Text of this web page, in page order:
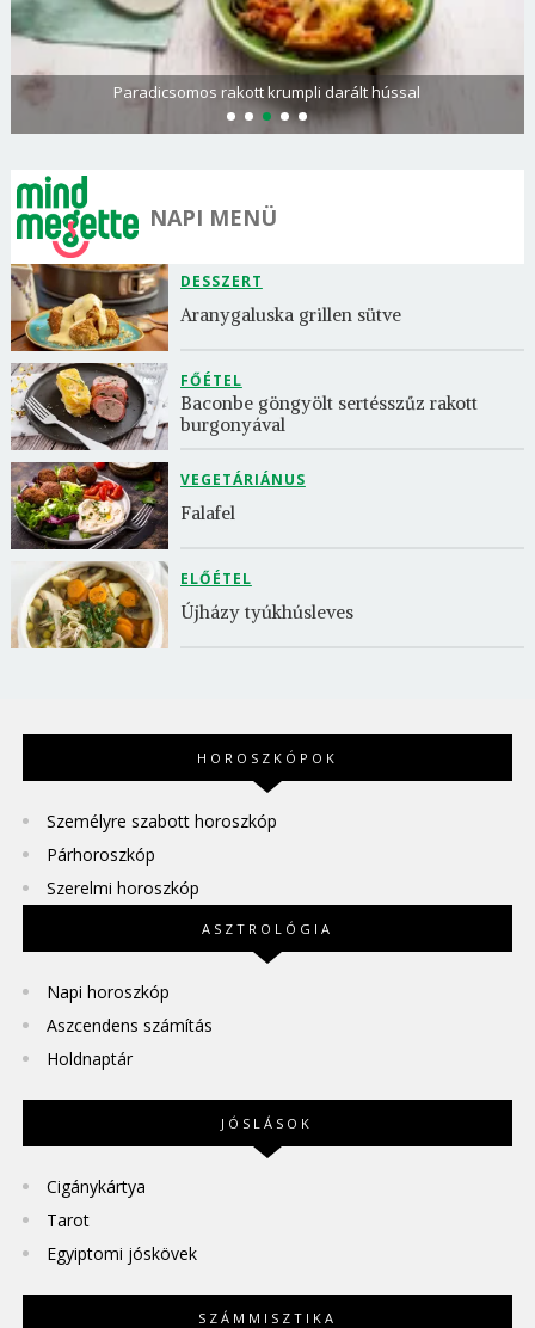
Paradicsomos rakott krumpli darált hússal
NAPI MENÜ
DESSZERT
Aranygaluska grillen sütve
FŐÉTEL
Baconbe göngyölt sertésszűz rakott
burgonyával
VEGETÁRIÁNUS
Falafel
ELŐÉTEL
Újházy tyúkhúsleves
HOROSZKÓPOK
Személyre szabott horoszkóp
Párhoroszkóp
Szerelmi horoszkóp
ASZTROLÓGIA
Napi horoszkóp
Aszcendens számítás
Holdnaptár
JÓSLÁSOK
Cigánykártya
Tarot
Egyiptomi jóskövek
SZÁMMISZTIKA